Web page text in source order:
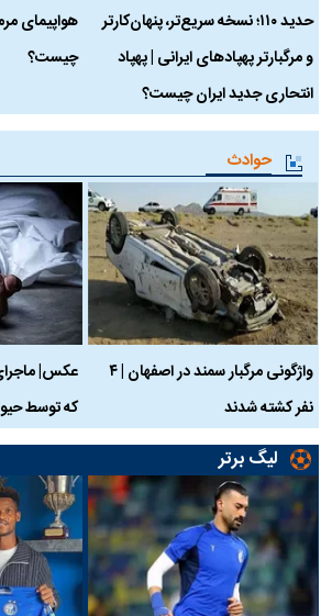
حدید ۱۱۰؛ نسخه سریع‌تر، پنهان‌کارتر
و مرگبارتر پهپادهای ایرانی | پهپاد
انتحاری جدید ایران چیست؟
چیست؟
حوادث
واژگونی مرگبار سمند در اصفهان | ۴
نفر کشته شدند
عکس|
که توسط
لیگ برتر